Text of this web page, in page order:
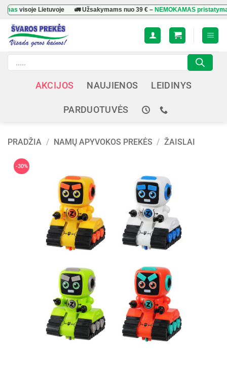
Skip
content
Lietuvoje 🚛 Užsakymams nuo39 €–NEMOKAMAS pristatymas
Products
search
AKCIJOS NAUJIENOS LEIDINYS
PARDUOTUVĖS
PRADŽIA / NAMŲ APYVOKOS PREKĖS / ŽAISLAI
-30%